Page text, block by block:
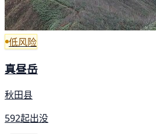
低风险
真昼岳
秋田县
592起出没